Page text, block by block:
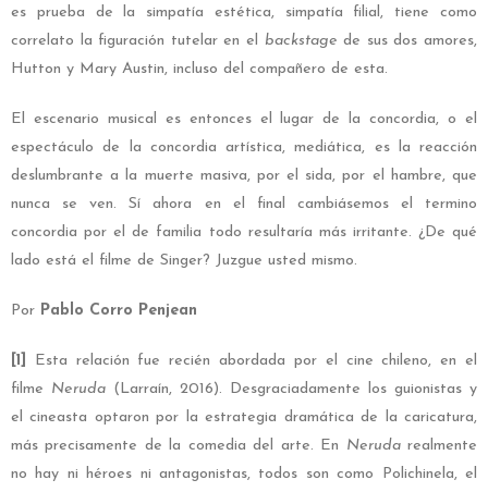
es prueba de la simpatía estética, simpatía filial, tiene como
correlato la figuración tutelar en el backstage de sus dos amores,
Hutton y Mary Austin, incluso del compañero de esta.
El escenario musical es entonces el lugar de la concordia, o el
espectáculo de la concordia artística, mediática, es la reacción
deslumbrante a la muerte masiva, por el sida, por el hambre, que
nunca se ven. Sí ahora en el final cambiásemos el termino
concordia por el de familia todo resultaría más irritante. ¿De qué
lado está el filme de Singer? Juzgue usted mismo.
Por Pablo Corro Penjean
[1]
Esta relación fue recién abordada por el cine chileno, en el
filme Neruda (Larraín, 2016). Desgraciadamente los guionistas y
el cineasta optaron por la estrategia dramática de la caricatura,
más precisamente de la comedia del arte. En Nerudarealmente
no hay ni héroes ni antagonistas, todos son como Polichinela, el